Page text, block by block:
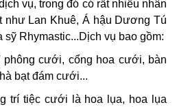
vụ, trong đó có rất nhiều nhân
như Lan Khuê, Á hậu Dương Tú
sỹ Rhymastic...Dịch vụ bao gồm:
phông cưới, cổng hoa cưới, bàn
bạt đám cưới...
trí tiệc cưới là hoa lụa, hoa lụa